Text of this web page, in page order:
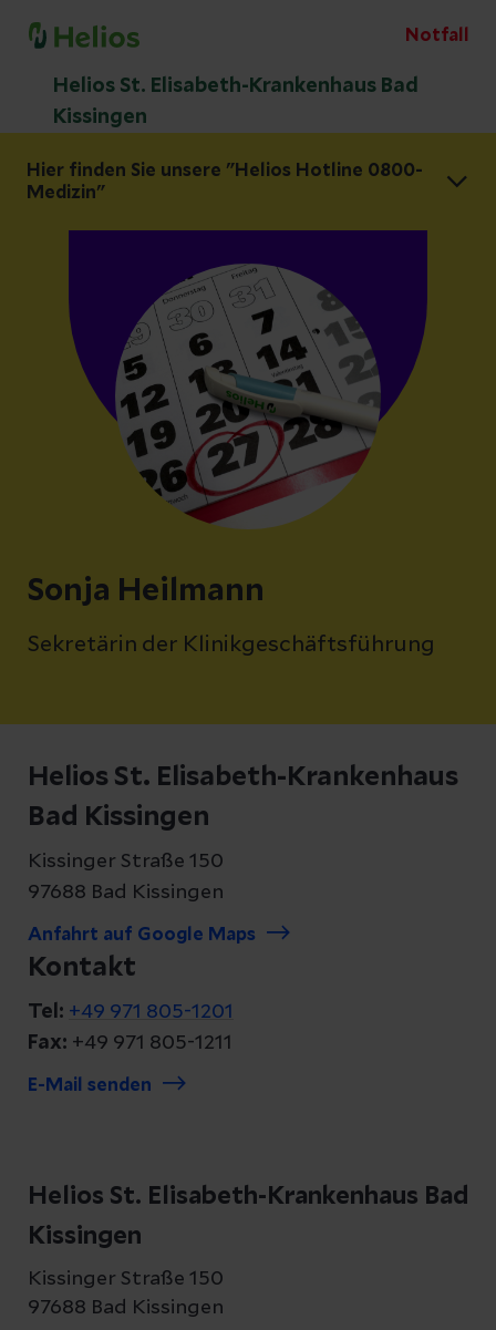
Notfall
Helios St. Elisabeth-Krankenhaus Bad
Kissingen
Hier finden Sie unsere "Helios Hotline 0800-
Medizin"
Sonja Heilmann
Sekretärin der Klinikgeschäftsführung
Helios St. Elisabeth-Krankenhaus
Bad Kissingen
Kissinger Straße 150
97688 Bad Kissingen
Anfahrt auf Google Maps
Kontakt
Tel: +49 971 805-1201
Fax: +49 971 805-1211
E-Mail senden
Helios St. Elisabeth-Krankenhaus Bad
Kissingen
Kissinger Straße 150
97688 Bad Kissingen